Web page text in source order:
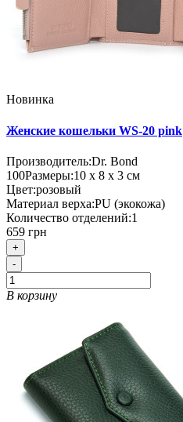
Новинка
Женские кошельки WS-20 pink
Производитель:Dr. Bond
100Размеры:10 х 8 х 3 см
Цвет:розовый
Материал верха:PU (экокожа)
Количество отделений:1
659 грн
+
-
В корзину